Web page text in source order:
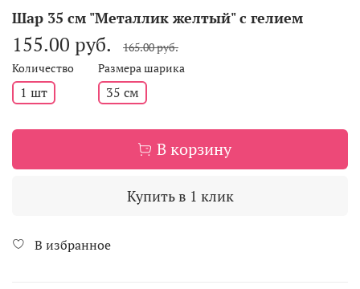
Шар 35 см "Металлик желтый" с гелием
155.00 руб.
165.00 руб.
Количество
1 шт
Размера шарика
35 см
В корзину
Купить в 1 клик
В избранное